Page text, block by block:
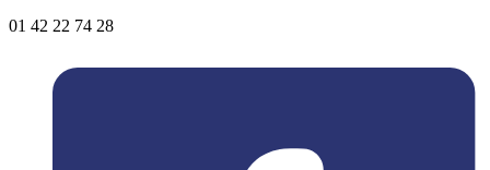
01 42 22 74 28